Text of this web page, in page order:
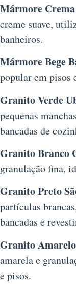
Mármore
creme suave,
banheiros.
Mármore Bege
popular em pisos
Granito Verde
pequenas
bancadas de
Granito Branco
granulação fina,
Granito Preto
partículas
bancadas e
Granito
amarela e
e pisos.